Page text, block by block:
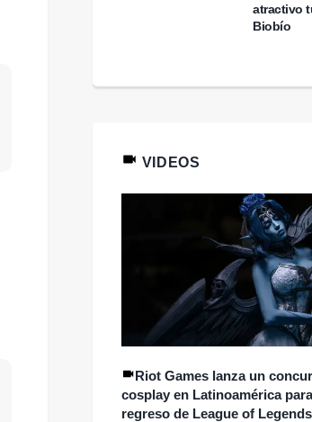
atractivo
Biobío
VIDEOS
Riot Games lanza un
cosplay en Latinoamérica
regreso de League of